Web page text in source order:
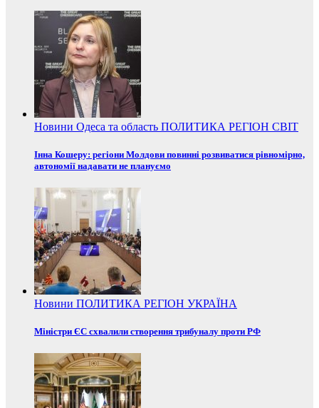
Новини Одеса та область ПОЛИТИКА РЕГІОН СВІТ
Інна Кошеру: регіони Молдови повинні розвиватися рівномірно,
автономії надавати не плануємо
Новини ПОЛИТИКА РЕГІОН УКРАЇНА
Міністри ЄС схвалили створення трибуналу проти РФ